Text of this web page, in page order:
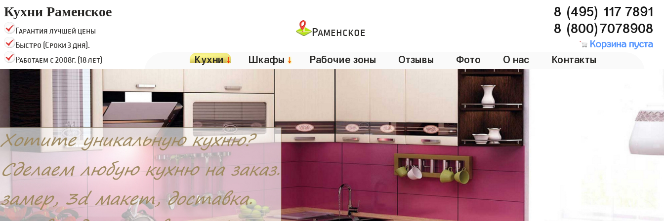
Кухни Раменское
Гарантия лучшей цены
Быстро (Сроки 3 дня).
Работаем с 2008г. (18 лет)
Раменское
8 (495) 117 7891
8 (800)7078908
Корзина пуста
Кухни↓ Шкафы ↓ Рабочие зоны Отзывы Фото О нас Контакты